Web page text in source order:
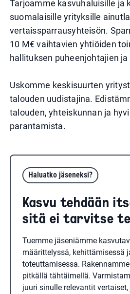
Tarjoamme kasvuhaluisille ja
suomalaisille yrityksille
vertaissparrausyhteisön.
10 M€ vaihtavien yhtiöiden
hallituksen puheenjohtajien
Uskomme keskisuurten
talouden uudistajina.
talouden, yhteiskunnan ja
parantamista.
Haluatko jäseneksi?
Kasvu tehdään
sitä ei tarvitse
Tuemme jäseniämme
määrittelyssä, kehittämisessä
toteuttamisessa.
pitkällä tähtäimellä.
juuri sinulle relevantit